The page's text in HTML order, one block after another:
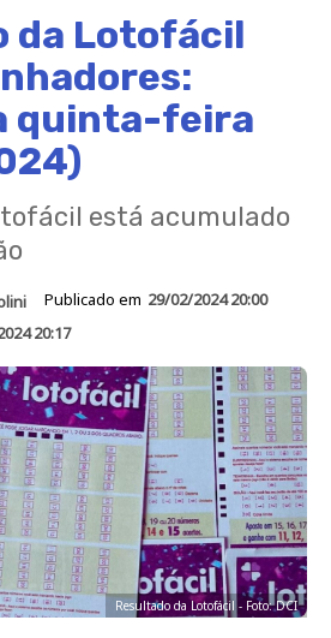
da Lotofácil
quinta-feira
está acumulado
Publicado em 29/02/2024 20:00
20:17
Resultado da Lotofácil - Foto: DCI